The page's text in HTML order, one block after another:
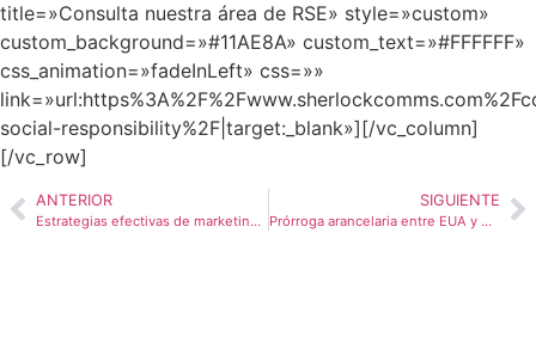
title=»Consulta nuestra área de RSE» style=»custom»
custom_background=»#11AE8A» custom_text=»#FFFFFF»
css_animation=»fadeInLeft» css=»»
social-responsibility%2F|target:_blank»][/vc_column]
[/vc_row]
ANTERIOR
Estrategias efectivas de marketing y RP para fintechs que quieren hacer negocios en Colombia
SIGUIENTE
Prórroga arancelaria entre EUA y México sin avances: ¿Qué hacer?